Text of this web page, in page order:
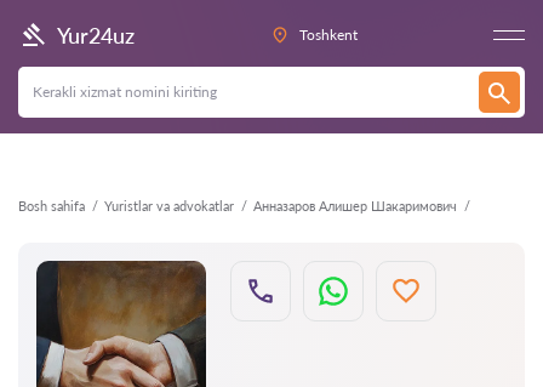
Yur24uz Toshkent
Bosh sahifa Yuristlar va advokatlar Анназаров Алишер Шакаримович
Orqaga